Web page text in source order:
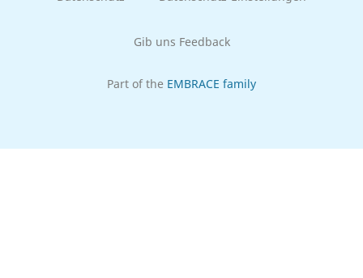
Gib uns Feedback
Part of the EMBRACE family